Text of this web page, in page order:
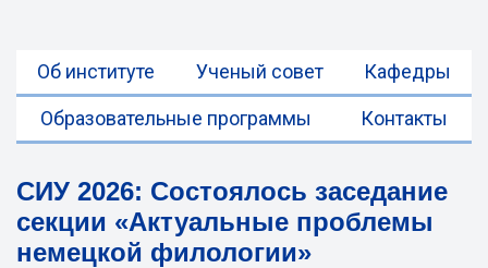
Об институте Ученый совет Кафедры
Образовательные программы Контакты
СИУ 2026: Состоялось заседание
секции «Актуальные проблемы
немецкой филологии»